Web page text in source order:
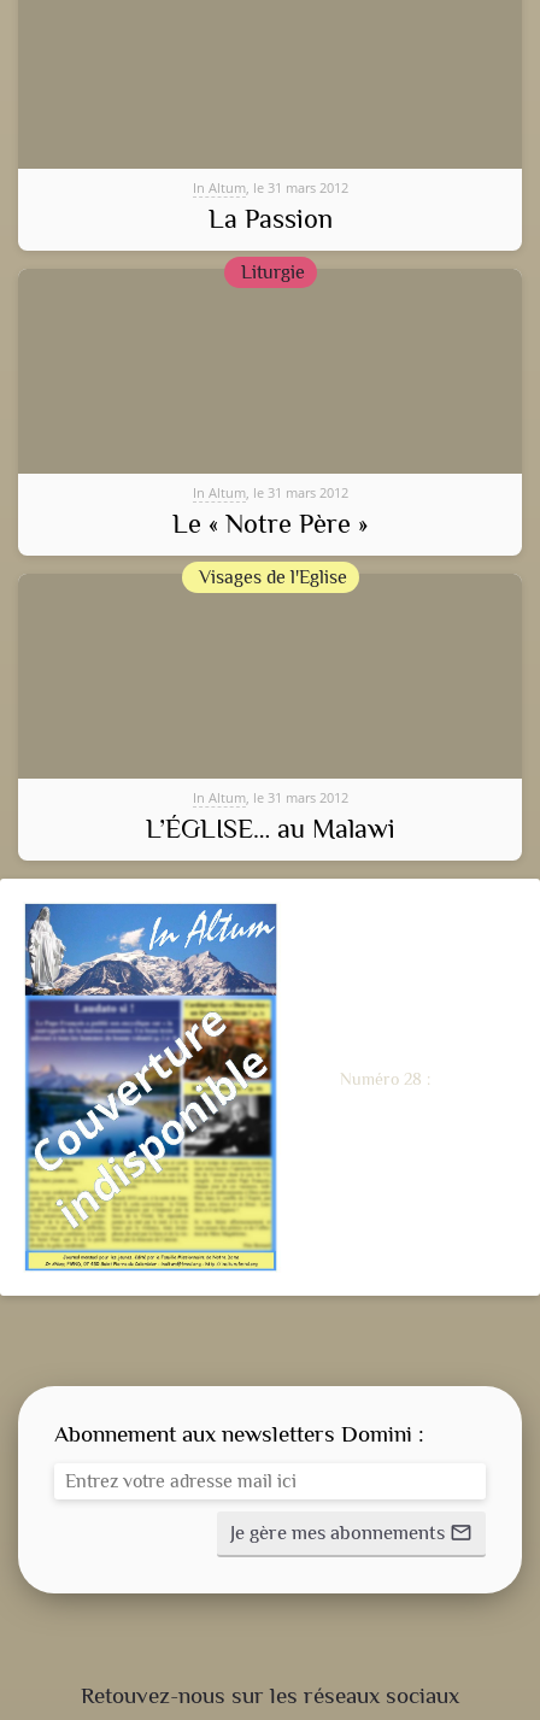
In Altum, le 31 mars 2012
La Passion
Liturgie
In Altum, le 31 mars 2012
Le « Notre Père »
Visages de l'Eglise
In Altum, le 31 mars 2012
L’ÉGLISE… au Malawi
Numéro 28 :
Retouvez-nous sur les réseaux sociaux
Abonnement aux newsletters Domini :
Je gère mes abonnements mail_outline